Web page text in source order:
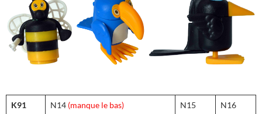
K91 N14 (manque le bas) N15 N16